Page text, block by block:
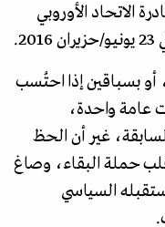
الاتحاد الأوروبي
أو بسباقين إذا احتُسب
وبانتخابات عامة واحدة،
غير أن الحظ
حملة البقاء، وصاغ
السياسي